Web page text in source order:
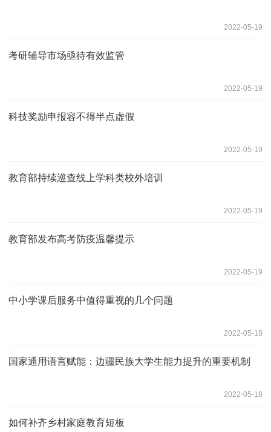
2022-05-19
考研辅导市场亟待有效监管
2022-05-19
科技奖励申报容不得半点虚假
2022-05-19
教育部持续巡查线上学科类校外培训
2022-05-19
教育部发布高考防疫温馨提示
2022-05-19
中小学课后服务中值得重视的几个问题
2022-05-18
国家通用语言赋能：边疆民族大学生能力提升的重要机制
2022-05-18
如何补齐乡村家庭教育短板